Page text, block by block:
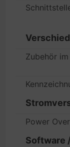
Zubehör
Power
Software